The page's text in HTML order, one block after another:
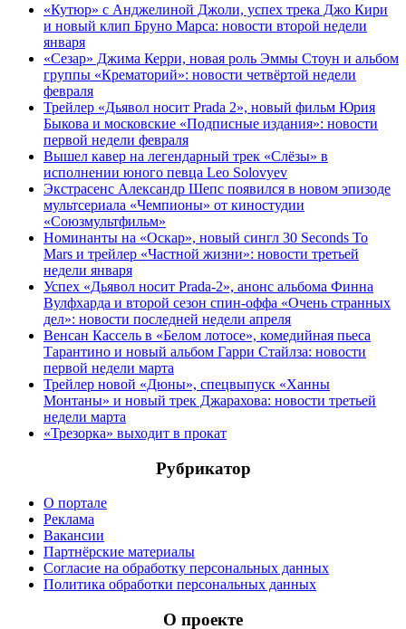
«Кутюр» с Анджелиной Джоли, успех трека Джо Кири
и новый клип Бруно Марса: новости второй недели
января
«Сезар» Джима Керри, новая роль Эммы Стоун и альбом
группы «Крематорий»: новости четвёртой недели
февраля
Трейлер «Дьявол носит Prada 2», новый фильм Юрия
Быкова и московские «Подписные издания»: новости
первой недели февраля
Вышел кавер на легендарный трек «Слёзы» в
исполнении юного певца Leo Solovyev
Экстрасенс Александр Шепс появился в новом эпизоде
мультсериала «Чемпионы» от киностудии
«Союзмультфильм»
Номинанты на «Оскар», новый сингл 30 Seconds To
Mars и трейлер «Частной жизни»: новости третьей
недели января
Успех «Дьявол носит Prada-2», анонс альбома Финна
Вулфхарда и второй сезон спин-оффа «Очень странных
дел»: новости последней недели апреля
Венсан Кассель в «Белом лотосе», комедийная пьеса
Тарантино и новый альбом Гарри Стайлза: новости
первой недели марта
Трейлер новой «Дюны», спецвыпуск «Ханны
Монтаны» и новый трек Джарахова: новости третьей
недели марта
«Трезорка» выходит в прокат
Рубрикатор
О портале
Реклама
Вакансии
Партнёрские материалы
Согласие на обработку персональных данных
Политика обработки персональных данных
О проекте